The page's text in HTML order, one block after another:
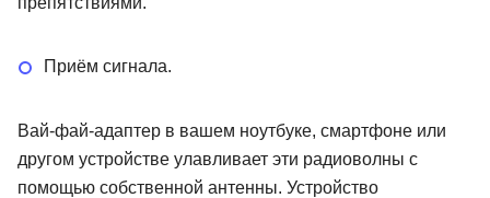
Приём сигнала.
Вай-фай-адаптер в вашем ноутбуке, смартфоне или
другом устройстве улавливает эти радиоволны с
помощью собственной антенны. Устройство